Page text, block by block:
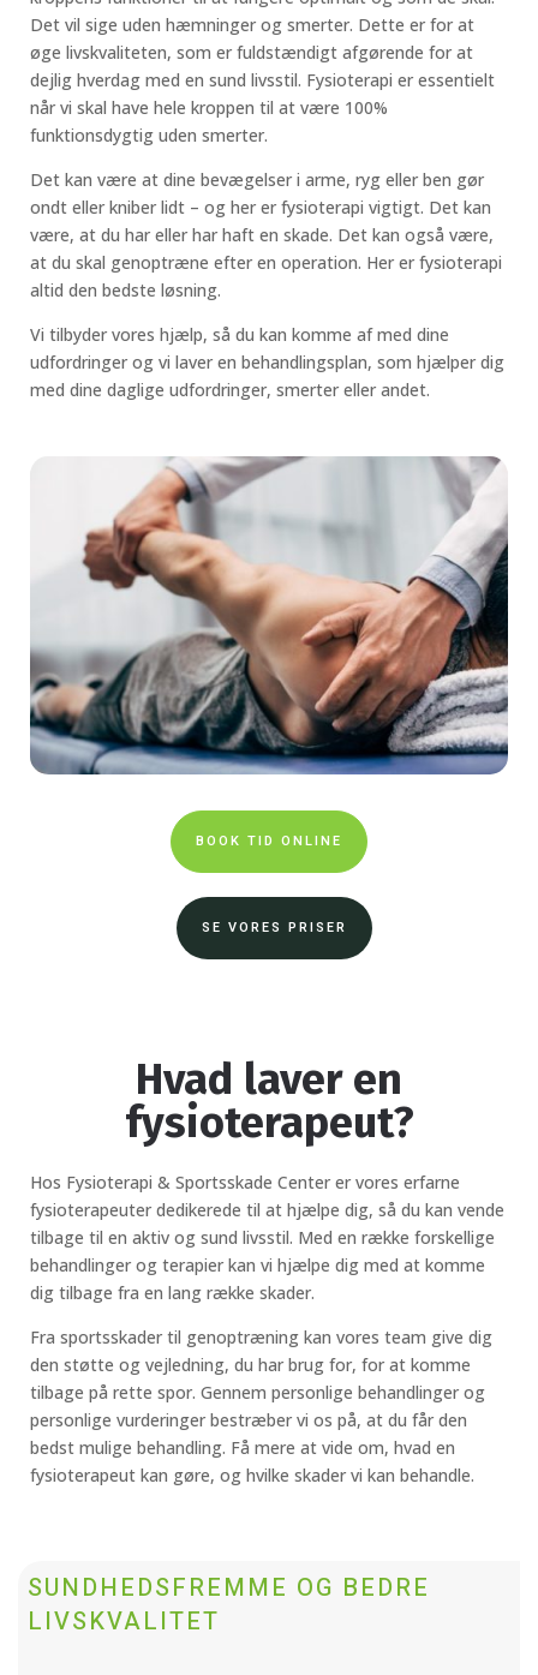
Det vil sige uden hæmninger og smerter. Dette er for at
øge livskvaliteten, som er fuldstændigt afgørende for at
dejlig hverdag med en sund livsstil. Fysioterapi er essentielt
når vi skal have hele kroppen til at være 100%
funktionsdygtig uden smerter.
Det kan være at dine bevægelser i arme, ryg eller ben gør
ondt eller kniber lidt – og her er fysioterapi vigtigt. Det kan
være, at du har eller har haft en skade. Det kan også være,
at du skal genoptræne efter en operation. Her er fysioterapi
altid den bedste løsning.
Vi tilbyder vores hjælp, så du kan komme af med dine
udfordringer og vi laver en behandlingsplan, som hjælper dig
med dine daglige udfordringer, smerter eller andet.
BOOK TID ONLINE
SE VORES PRISER
Hvad laver en
fysioterapeut?
Hos Fysioterapi & Sportsskade Center er vores erfarne
fysioterapeuter dedikerede til at hjælpe dig, så du kan vende
tilbage til en aktiv og sund livsstil. Med en række forskellige
behandlinger og terapier kan vi hjælpe dig med at komme
dig tilbage fra en lang række skader.
Fra sportsskader til genoptræning kan vores team give dig
den støtte og vejledning, du har brug for, for at komme
tilbage på rette spor. Gennem personlige behandlinger og
personlige vurderinger bestræber vi os på, at du får den
bedst mulige behandling. Få mere at vide om, hvad en
fysioterapeut kan gøre, og hvilke skader vi kan behandle.
SUNDHEDSFREMME OG BEDRE
LIVSKVALITET